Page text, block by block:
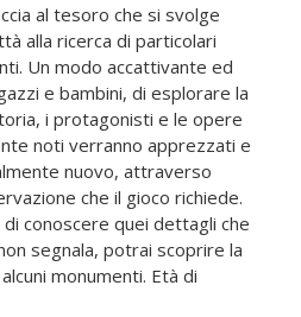
al tesoro che si svolge
alla ricerca di particolari
Un modo accattivante ed
e bambini, di esplorare la
i protagonisti e le opere
noti verranno apprezzati e
nuovo, attraverso
che il gioco richiede.
conoscere quei dettagli che
segnala, potrai scoprire la
monumenti. Età di